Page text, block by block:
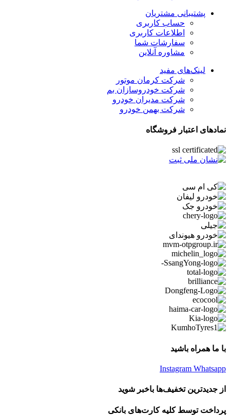
پشتیبانی مشتریان
حساب کاربری
اطلاعات کاربری
سفارشات شما
مشاوره آنلاین
لینک‌های مفید
شرکت کرمان موتور
شرکت خودروسازان بم
شرکت مدیران خودرو
شرکت بهمن خودرو
نمادهای اعتبار فروشگاه
با ما همراه باشید
Instagram Whatsapp
از جدیدترین تخفیف‌ها باخبر شوید
پرداخت توسط کلیه کارت‌های بانکی